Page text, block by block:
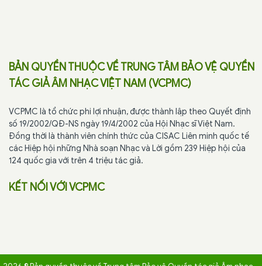
BẢN QUYỀN THUỘC VỀ TRUNG TÂM BẢO VỆ QUYỀN
TÁC GIẢ ÂM NHẠC VIỆT NAM (VCPMC)
VCPMC là tổ chức phi lợi nhuận, được thành lập theo Quyết định
số 19/2002/QĐ-NS ngày 19/4/2002 của Hội Nhạc sĩ Việt Nam.
Đồng thời là thành viên chính thức của CISAC Liên minh quốc tế
các Hiệp hội những Nhà soạn Nhạc và Lời gồm 239 Hiệp hội của
124 quốc gia với trên 4 triệu tác giả.
KẾT NỐI VỚI VCPMC